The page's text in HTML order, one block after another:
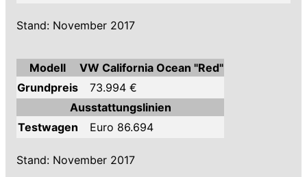
Stand: November 2017
Modell
VW California Ocean "Red"
Grundpreis
73.994 €
Ausstattungslinien
Testwagen
Euro 86.694
Stand: November 2017